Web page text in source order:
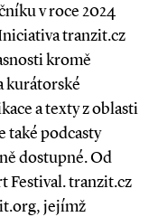
v roce 2024
tranzit.cz
kromě
kurátorské
a texty z oblasti
také podcasty
dostupné. Od
Festival. tranzit.cz
jejímž